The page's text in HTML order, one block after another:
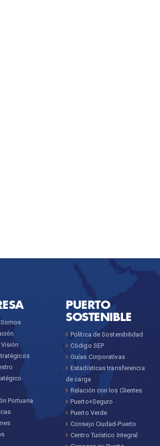
Portuaria
PUERTO
SOSTENIBLE
Política de Sostenibilidad
Código SEP
Guías Corporativas
Estadísticas transferencia
de carga
Relación con los Clientes
Puerto+Seguro
Puerto Verde
Consejo Ciudad-Puerto
Centro Turístico Integral